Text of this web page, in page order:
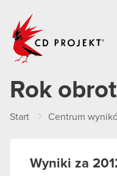
Rok
Start Centrum
Wyniki za